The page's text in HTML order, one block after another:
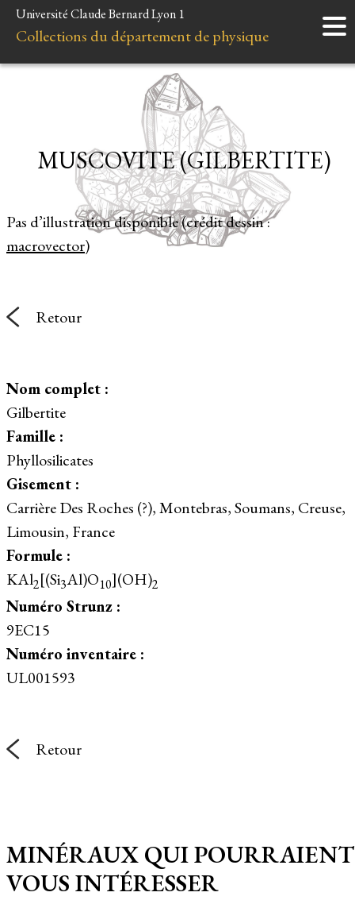
Accueil
Instruments
Liens et ressources
Université Claude Bernard Lyon 1
Collections du département de physique
Pas d’illustration disponible (crédit dessin :
macrovector)
MUSCOVITE (GILBERTITE)
Retour
Nom complet :
Gilbertite
Famille :
Phyllosilicates
Gisement :
Carrière Des Roches (?), Montebras, Soumans, Creuse,
Limousin, France
Formule :
KAl2[(Si3Al)O10](OH)2
Numéro Strunz :
9EC15
Numéro inventaire :
UL001593
Retour
MINÉRAUX QUI POURRAIENT
VOUS INTÉRESSER